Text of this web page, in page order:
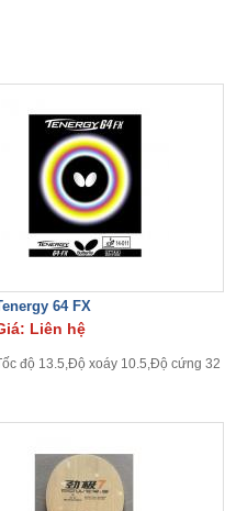
64 FX
Liên hệ
độ 13.5,Độ xoáy 10.5,Độ cứng 32